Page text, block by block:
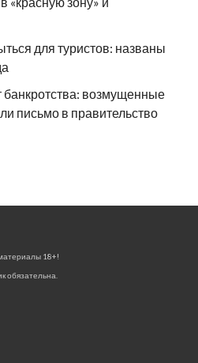
для туристов: названы
банкротства: возмущенные
письмо в правительство
18+!
обязательна.